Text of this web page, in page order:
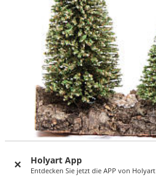
Holyart App
Entdecken Sie jetzt die APP von Holyart
-17%